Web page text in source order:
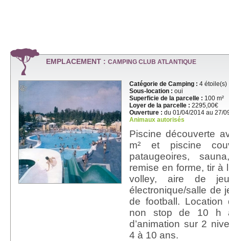
EMPLACEMENT : CAMPING CLUB ATLANTIQUE
Catégorie de Camping : 4 étoile(s)
Sous-location : oui
Superficie de la parcelle : 100 m²
Loyer de la parcelle : 2295,00€
Ouverture : du 01/04/2014 au 27/
Animaux autorisés
Piscine découverte
m² et piscine
pataugeoires,
remise en forme, tir à
volley, aire de
électronique/salle de
de football. Location
non stop de 10 h
d’animation sur 2
4 à 10 ans.